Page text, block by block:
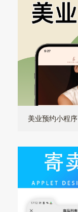
美业预约小程序